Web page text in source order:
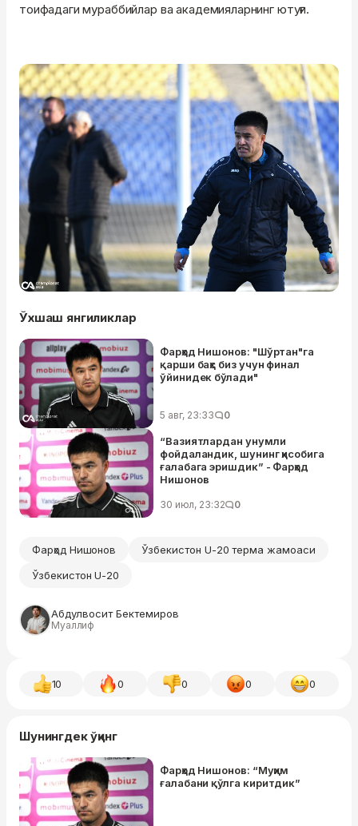
тоифадаги мураббийлар ва академияларнинг ютуғи.
Ўхшаш янгиликлар
Фарҳод Нишонов: "Шўртан"га
қарши баҳс биз учун финал
ўйинидек бўлади"
5 авг, 23:33 0
“Вазиятлардан унумли
фойдаландик, шунинг ҳисобига
ғалабага эришдик” - Фарҳод
Нишонов
30 июл, 23:32 0
Фарҳод Нишонов
Ўзбекистон U-20 терма жамоаси
Ўзбекистон U-20
Абдулвосит Бектемиров
Муаллиф
10 0 0 0 0
Шунингдек ўқинг
Фарҳод Нишонов: “Муҳим
ғалабани қўлга киритдик”